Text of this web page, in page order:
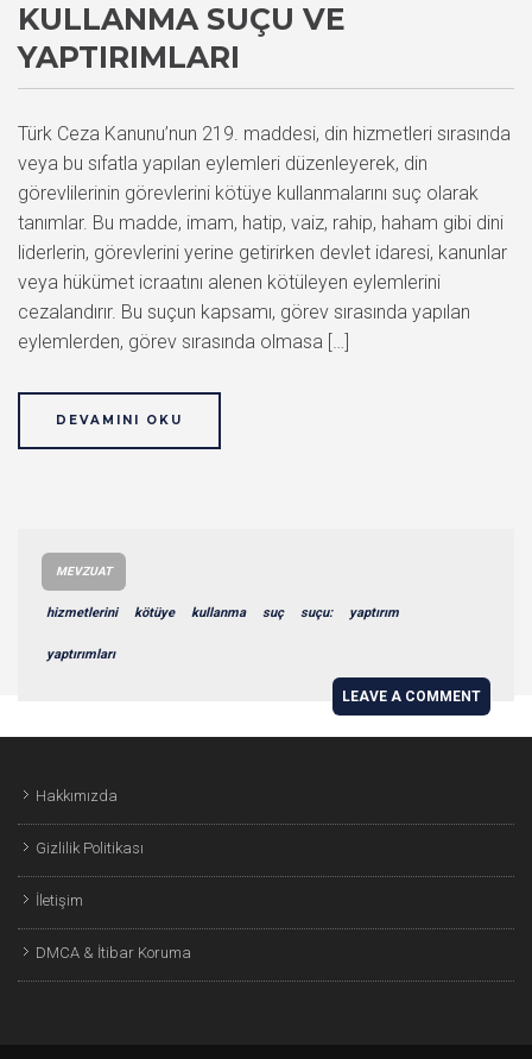
KULLANMA SUÇU VE
YAPTIRIMLARI
Türk Ceza Kanunu’nun 219. maddesi, din hizmetleri sırasında
veya bu sıfatla yapılan eylemleri düzenleyerek, din
görevlilerinin görevlerini kötüye kullanmalarını suç olarak
tanımlar. Bu madde, imam, hatip, vaiz, rahip, haham gibi dini
liderlerin, görevlerini yerine getirirken devlet idaresi, kanunlar
veya hükümet icraatını alenen kötüleyen eylemlerini
cezalandırır. Bu suçun kapsamı, görev sırasında yapılan
eylemlerden, görev sırasında olmasa […]
DEVAMINI OKU
MEVZUAT
hizmetlerini kötüye kullanma suç suçu: yaptırım
yaptırımları
LEAVE A COMMENT
Hakkımızda
Gizlilik Politikası
İletişim
DMCA & İtibar Koruma